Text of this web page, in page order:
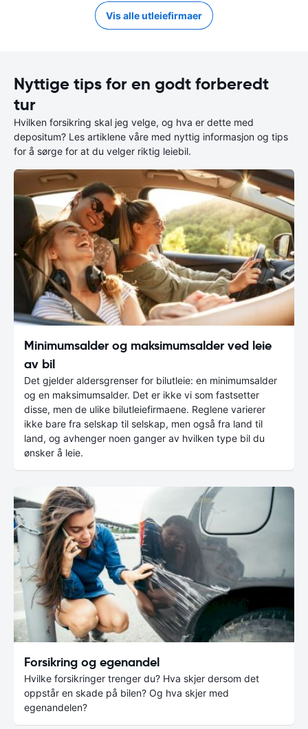
Vis alle utleiefirmaer
Nyttige tips for en godt forberedt
tur
Hvilken forsikring skal jeg velge, og hva er dette med
depositum? Les artiklene våre med nyttig informasjon og tips
for å sørge for at du velger riktig leiebil.
Minimumsalder og maksimumsalder ved leie
av bil
Det gjelder aldersgrenser for bilutleie: en minimumsalder
og en maksimumsalder. Det er ikke vi som fastsetter
disse, men de ulike bilutleiefirmaene. Reglene varierer
ikke bare fra selskap til selskap, men også fra land til
land, og avhenger noen ganger av hvilken type bil du
ønsker å leie.
Forsikring og egenandel
Hvilke forsikringer trenger du? Hva skjer dersom det
oppstår en skade på bilen? Og hva skjer med
egenandelen?